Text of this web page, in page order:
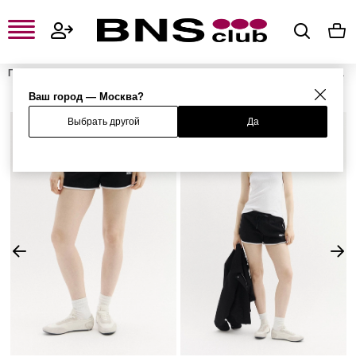
Ваш город — Москва?
Выбрать другой Да
Главная
Женская одежда
%